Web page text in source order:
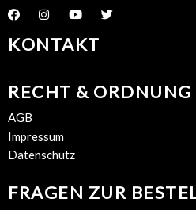
KONTAKT
RECHT & ORDNUNG
AGB
Impressum
Datenschutz
FRAGEN ZUR